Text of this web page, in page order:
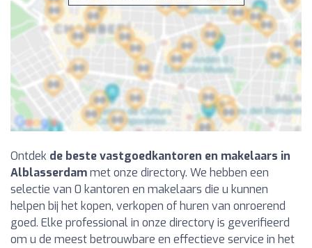
Ontdek de beste vastgoedkantoren en makelaars in
Alblasserdammet onze directory. We hebben een
selectie van 0 kantoren en makelaars die u kunnen
helpen bij het kopen, verkopen of huren van onroerend
goed. Elke professional in onze directory is geverifieerd
om u de meest betrouwbare en effectieve service in het